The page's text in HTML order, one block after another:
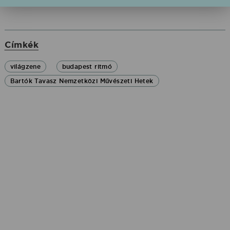
Címkék
világzene
budapest ritmó
Bartók Tavasz Nemzetközi Művészeti Hetek